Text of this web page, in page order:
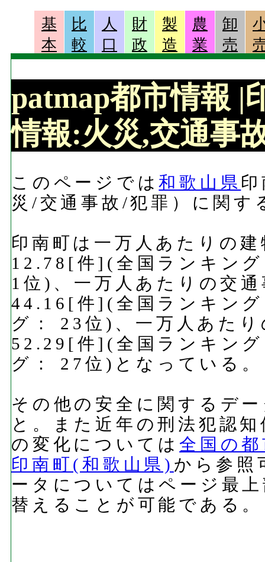
基
本
比
較
人
口
財
政
製
造
農
業
卸
売
patmap都市情報 |
情報:火災,交通事
このページでは和歌山県
災/交通事故/犯罪）に関す
印南町は一万人あたりの
12.78[件](全国ランキン
1位)、一万人あたりの交
44.16[件](全国ランキン
グ： 23位)、一万人あた
52.29[件](全国ランキン
グ： 27位)となっている。
その他の安全に関するデ
と。また近年の刑法犯認
の変化については全国の
印南町(和歌山県) から参照
ータについてはページ最
替えることが可能である。